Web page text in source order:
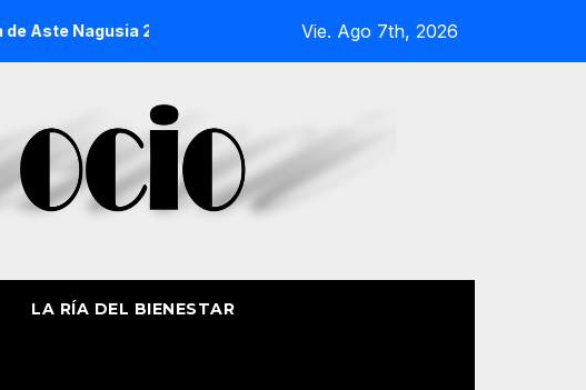
La Procesión Náutica de la Amatxu de Begoña recorrerá la ría
Vie. Ago 7th, 2026
LA RÍA DEL BIENESTAR